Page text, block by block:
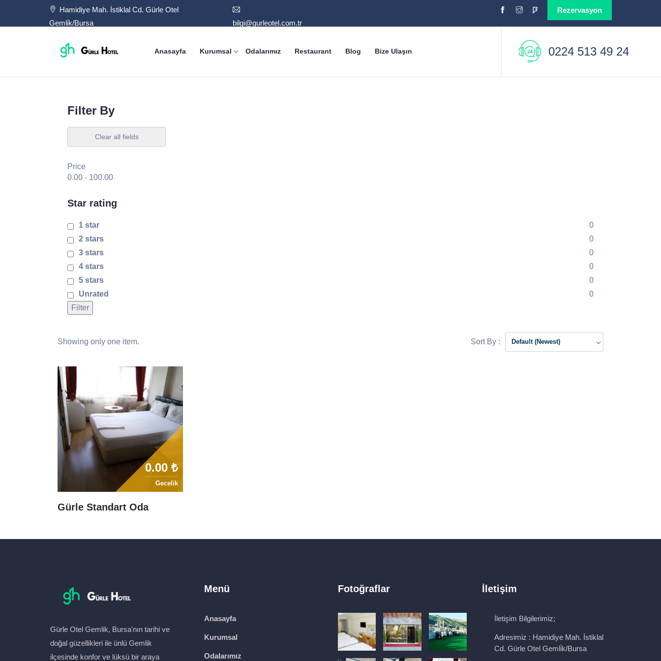
Hamidiye Mah. İstiklal Cd. Gürle Otel
Gemli̇k/Bursa
bilgi@gurleotel.com.tr
Rezervasyon
Anasayfa Kurumsal Odalarımız Restaurant Blog Bize Ulaşın 0224 513 49 24
Filter By
Clear all fields
Price
0.00 - 100.00
Star rating
1 star
0
2 stars
0
3 stars
0
4 stars
0
5 stars
0
Unrated
0
Filter
Showing only one item. Sort By : Default (Newest)
Gürle Standart Oda
0.00 ₺
Gecelik
Gürle Otel Gemlik, Bursa'nın tarihi ve
doğal güzellikleri ile ünlü Gemlik
ilçesinde konfor ve lüksü bir araya
Menü
Anasayfa
Kurumsal
Odalarımız
Fotoğraflar İletişim
İletişim Bilgilerimiz;
Adresimiz : Hamidiye Mah. İstiklal
Cd. Gürle Otel Gemli̇k/Bursa